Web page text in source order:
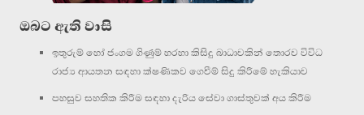
ඔබට ඇති වාසි
ඉතුරුම් හෝ ජංගම ගිණුම් හරහා කිසිදු බාධාවකින් තොරව විවිධ
රාජ්‍ය ආයතන සඳහා ක්ෂණිකව ගෙවීම් සිදු කිරීමේ හැකියාව
පහසුව සහතික කිරීම සඳහා දැරිය සේවා ගාස්තුවක් අය කිරීම